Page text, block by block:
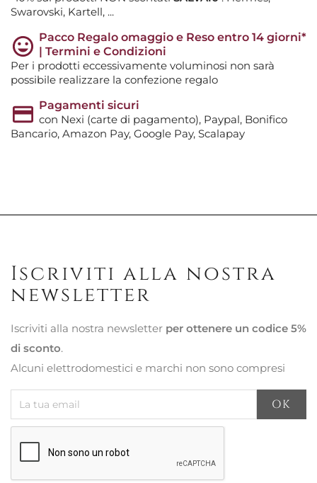
Swarovski, Kartell, ...
Pacco Regalo omaggio e Reso entro 14 giorni*
| Termini e Condizioni
Per i prodotti eccessivamente voluminosi non sarà
possibile realizzare la confezione regalo
Pagamenti sicuri
con Nexi (carte di pagamento), Paypal, Bonifico
Bancario, Amazon Pay, Google Pay, Scalapay
Iscriviti alla nostra
newsletter
Iscriviti alla nostra newsletter per ottenere un codice 5%
di sconto.
Alcuni elettrodomestici e marchi non sono compresi